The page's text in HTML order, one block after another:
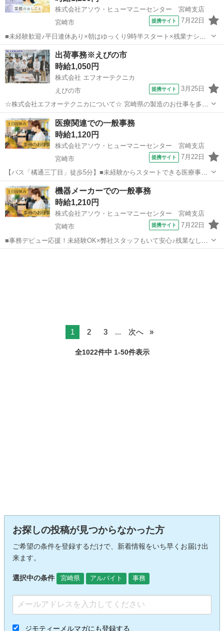
株式会社アソウ・ヒューマニーセンター 宮崎支店
宮崎市
提携サイト 7月22日
■未経験歓迎♪平日連休あり×朝はゆっくり9時半スタート×残業ナシ！
人気の自動車ディーラーのお仕事■車通勤OK！便利な無料駐車場完備
＆最寄りバス停スグで通勤ラクラク■大手で接客スキルも事務スキルも
習得できるチャンス！ 【お仕...
宮崎 宮崎市 一般事務
出荷事務※えびの市
時給1,050円
株式会社 エフオーテクニカ
えびの市
提携サイト 3月25日
☆株式会社エフオーテクニカについて☆ 宮崎県の製造のお仕事を多数
取り扱っています♪ 半導体に関するのお仕事で幅広い実績があり、 未
経験でも始められる充実したOJT教育もございます！ 【既に「エフオ
ーテクニカ」でご登録がある...
宮崎 えびの市 一般事務
医療関連での一般事務
時給1,120円
株式会社アソウ・ヒューマニーセンター 宮崎支店
宮崎市
提携サイト 7月22日
【バス「橘通三丁目」徒歩5分】■未経験からスタートできる医療事
務！サポート体制バッチリ◎安定安心の職場でスキルUPのチャンス■
残業少なめ×17時台に退社可！プライベートやご家庭との両立重視の方
にもおすすめ■バス停すぐ×マイカ...
宮崎 宮崎市 一般事務
機器メーカーでの一般事務
時給1,210円
株式会社アソウ・ヒューマニーセンター 宮崎支店
宮崎市
提携サイト 7月22日
■事務デビュー応援！未経験OK×弊社スタッフもいて安心♪残業なし！
17時で定時退社×土日祝休み×ご家庭やプライベートと両立しやすいお
1 2 3 ... 次へ
全1022件中 1-50件表示
お探しの投稿が見つからなかった方
ご希望の条件を登録するだけで、新着情報をいち早くお届け出
来ます。
選択中の条件 宮崎県 アルバイト 事務
ジモティーメルマガにも登録する